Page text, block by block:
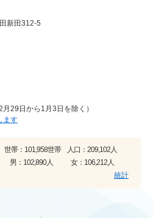
新田312-5
29日から1月3日を除く）
ます
世帯： 101,958世帯 人口： 209,102人
男： 102,890人 女： 106,212人
統計